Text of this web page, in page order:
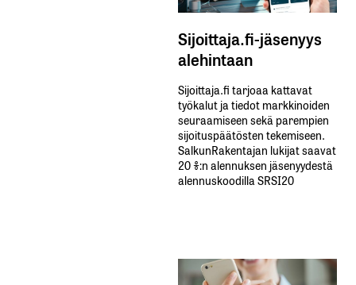
Sijoittaja.fi-jäsenyys
alehintaan
Sijoittaja.fi tarjoaa kattavat
työkalut ja tiedot markkinoiden
seuraamiseen sekä parempien
sijoituspäätösten tekemiseen.
SalkunRakentajan lukijat saavat
20 %:n alennuksen jäsenyydestä
alennuskoodilla SRSI20